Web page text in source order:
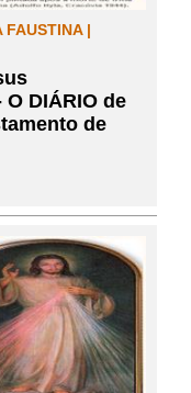
FAUSTINA |
DIÁRIO de
de